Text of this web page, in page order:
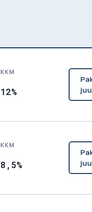
KKM
12%
KKM
8,5%